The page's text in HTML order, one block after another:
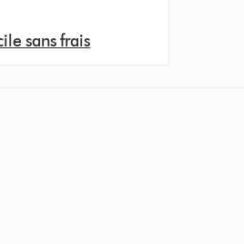
sans frais